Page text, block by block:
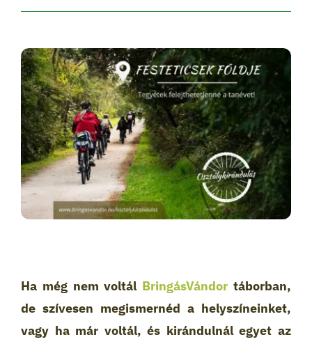
Ha még nem voltál BringásVándor táborban,
de szívesen megismernéd a helyszíneinket,
vagy ha már voltál, és kirándulnál egyet az